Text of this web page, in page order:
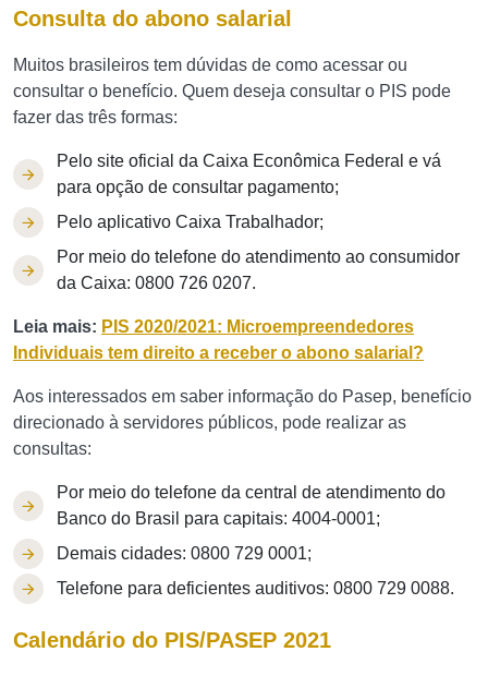
Consulta do abono salarial
Muitos brasileiros tem dúvidas de como acessar ou
consultar o benefício. Quem deseja consultar o PIS pode
fazer das três formas:
Pelo site oficial da Caixa Econômica Federal e vá
para opção de consultar pagamento;
Pelo aplicativo Caixa Trabalhador;
Por meio do telefone do atendimento ao consumidor
da Caixa: 0800 726 0207.
Leia mais: PIS 2020/2021: Microempreendedores
Individuais tem direito a receber o abono salarial?
Aos interessados em saber informação do Pasep, benefício
direcionado à servidores públicos, pode realizar as
consultas:
Por meio do telefone da central de atendimento do
Banco do Brasil para capitais: 4004-0001;
Demais cidades: 0800 729 0001;
Telefone para deficientes auditivos: 0800 729 0088.
Calendário do PIS/PASEP 2021